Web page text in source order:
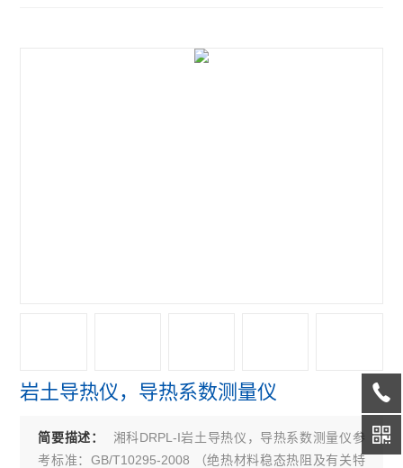
岩土导热仪，导热系数测量仪
简要描述：
湘科DRPL-I岩土导热仪，导热系数测量仪参
考标准：GB/T10295-2008 （绝热材料稳态热阻及有关特